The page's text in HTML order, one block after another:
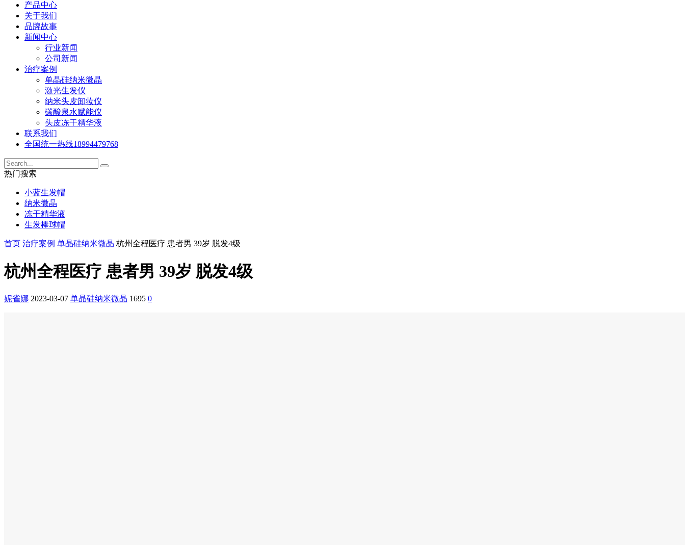
产品中心
关于我们
品牌故事
新闻中心
行业新闻
公司新闻
治疗案例
单晶硅纳米微晶
激光生发仪
纳米头皮卸妆仪
碳酸泉水赋能仪
头皮冻干精华液
联系我们
全国统一热线18994479768
热门搜索
小蓝生发帽
纳米微晶
冻干精华液
生发棒球帽
首页 治疗案例 单晶硅纳米微晶 杭州全程医疗 患者男 39岁 脱发4级
杭州全程医疗 患者男 39岁 脱发4级
妮雀娜 2023-03-07 单晶硅纳米微晶 1695 0